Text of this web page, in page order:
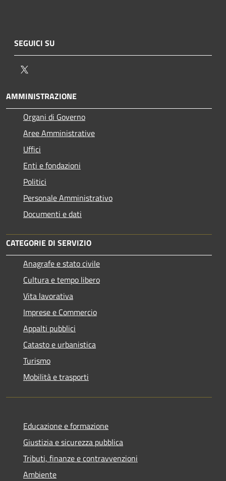
SEGUICI SU
AMMINISTRAZIONE
Organi di Governo
Aree Amministrative
Uffici
Enti e fondazioni
Politici
Personale Amministrativo
Documenti e dati
CATEGORIE DI SERVIZIO
Anagrafe e stato civile
Cultura e tempo libero
Vita lavorativa
Imprese e Commercio
Appalti pubblici
Catasto e urbanistica
Turismo
Mobilità e trasporti
Educazione e formazione
Giustizia e sicurezza pubblica
Tributi, finanze e contravvenzioni
Ambiente